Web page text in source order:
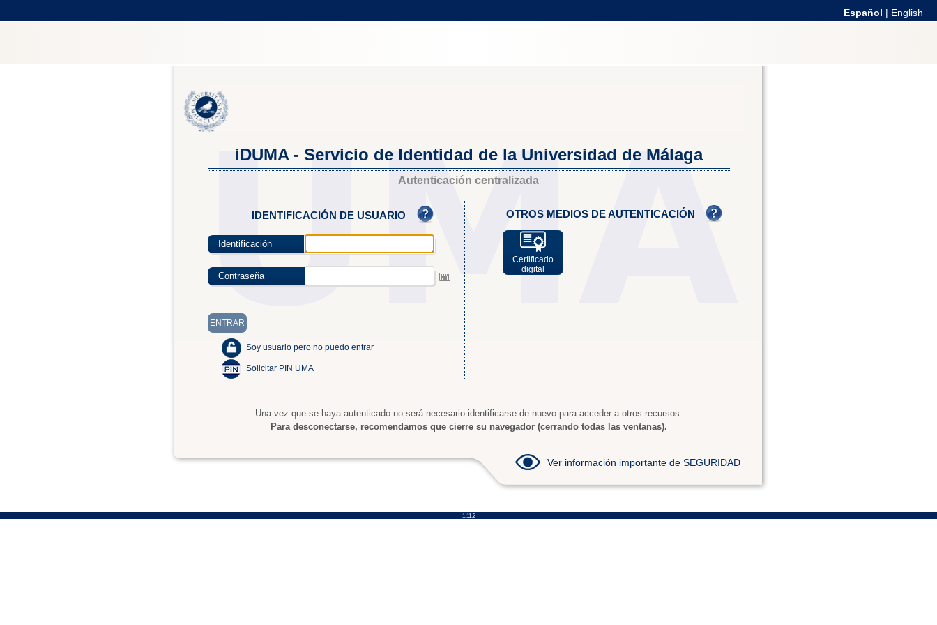
Español | English
iDUMA - Servicio de Identidad de la Universidad de Málaga
Autenticación centralizada
IDENTIFICACIÓN DE USUARIO
Identificación
Contraseña
Soy usuario pero no puedo entrar
Solicitar PIN UMA
OTROS MEDIOS DE AUTENTICACIÓN
Certificado
digital
Una vez que se haya autenticado no será necesario identificarse de nuevo para acceder a otros recursos.
Para desconectarse, recomendamos que cierre su navegador (cerrando todas las ventanas).
Ver información importante de SEGURIDAD
1.11.2